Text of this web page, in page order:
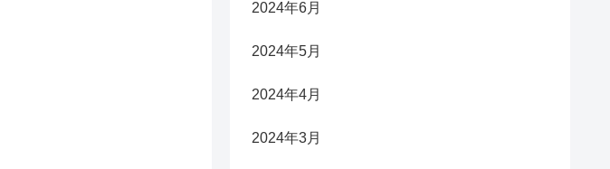
2024年6月
2024年5月
2024年4月
2024年3月